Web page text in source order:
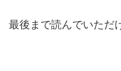
最後まで読んでいただ